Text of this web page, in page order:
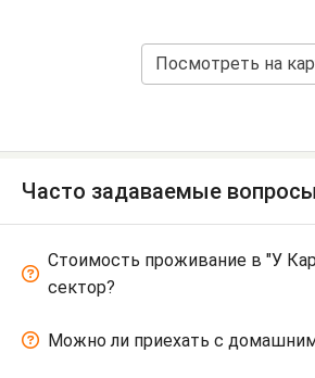
Посмотреть на
Часто задаваемые вопросы
Стоимость проживание в "У
сектор?
Можно ли приехать с